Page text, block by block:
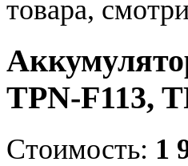
товара,
TPN-F113,
Стоимость: 1